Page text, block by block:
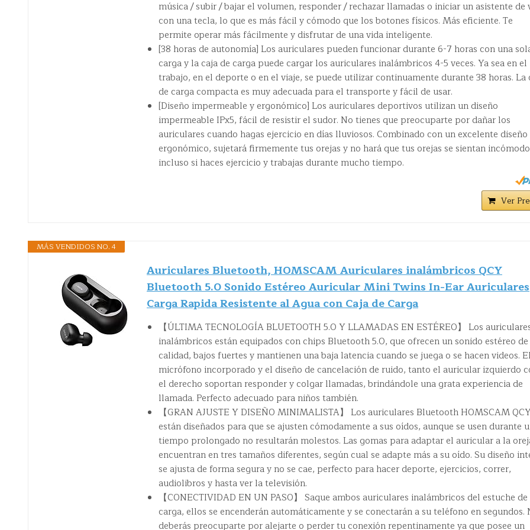
música / subir / bajar el volumen, responder / rechazar llamadas o iniciar un asistente de
con una tecla, lo que es más fácil y cómodo que los botones físicos. Más eficiente. Te
permite operar más fácilmente y disfrutar de una vida inteligente.
[38 horas de autonomía] Los auriculares pueden funcionar durante 6-7 horas con una
carga y la caja de carga puede cargar los auriculares inalámbricos 4-5 veces. Ya sea en el
trabajo, en el deporte o en el viaje, se puede utilizar continuamente durante 38 horas. La
de carga compacta es muy adecuada para el transporte y fácil de usar.
[Diseño impermeable y ergonómico] Los auriculares deportivos utilizan un diseño
impermeable IPx5, fácil de resistir el sudor. No tienes que preocuparte por dañar los
auriculares cuando hagas ejercicio en días lluviosos. Combinado con un excelente diseño
ergonómico, sujetará firmemente tus orejas y no hará que tus orejas se sientan
incluso si haces ejercicio y trabajas durante mucho tiempo.
Ver
MÁS VENDIDOS NO. 4
Auriculares Bluetooth, HOMSCAM Auriculares inalámbricos QCY
Bluetooth 5.0 Sonido Estéreo Auricular Mini Twins In-Ear Auriculares
Carga Rapida Resistente al Agua con Caja de Carga
【ÚLTIMA TECNOLOGÍA BLUETOOTH 5.0 Y LLAMADAS EN ESTÉREO】 Los
inalámbricos están equipados con chips Bluetooth 5.0, que ofrecen un sonido estéreo
calidad, bajos fuertes y mantienen una baja latencia cuando se juega o se hacen videos. El
micrófono incorporado y el diseño de cancelación de ruido, tanto el auricular izquierdo
el derecho soportan responder y colgar llamadas, brindándole una grata experiencia de
llamada. Perfecto adecuado para niños también.
【GRAN AJUSTE Y DISEÑO MINIMALISTA】 Los auriculares Bluetooth HOMSCAM
están diseñados para que se ajusten cómodamente a sus oídos, aunque se usen durante
tiempo prolongado no resultarán molestos. Las gomas para adaptar el auricular a la
encuentran en tres tamaños diferentes, según cual se adapte más a su oído. Su diseño
se ajusta de forma segura y no se cae, perfecto para hacer deporte, ejercicios, correr,
audiolibros y hasta ver la televisión.
【CONECTIVIDAD EN UN PASO】 Saque ambos auriculares inalámbricos del estuche de
carga, ellos se encenderán automáticamente y se conectarán a su teléfono en segundos.
deberás preocuparte por alejarte o perder tu conexión repentinamente ya que posee un